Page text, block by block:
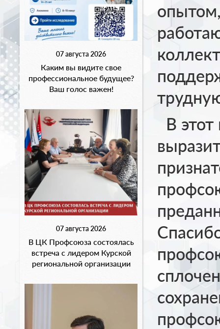
07 августа 2026
Каким вы видите свое
профессиональное будущее?
Ваш голос важен!
07 августа 2026
В ЦК Профсоюза состоялась
встреча с лидером Курской
региональной организации
В